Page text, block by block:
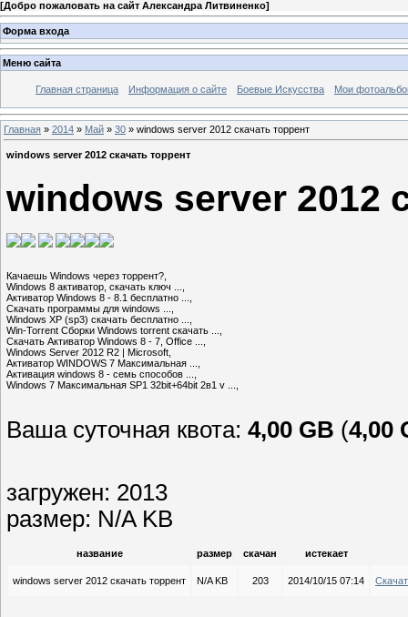
[Добро пожаловать на сайт Александра Литвиненко]
Форма входа
Меню сайта
Главная страница Информация о сайте Боевые Искусства Мои
Главная » 2014 » Май » 30 » windows server 2012 скачать торрент
windows server 2012 скачать торрент
windows server 2012
Качаешь Windows через торрент?,
Windows 8 активатор, скачать ключ ...,
Активатор Windows 8 - 8.1 бесплатно ...,
Скачать программы для windows ...,
Windows XP (sp3) скачать бесплатно ...,
Win-Torrent Сборки Windows torrent скачать ...,
Скачать Активатор Windows 8 - 7, Office ...,
Windows Server 2012 R2 | Microsoft,
Активатор WINDOWS 7 Максимальная ...,
Активация windows 8 - семь способов ...,
Windows 7 Максимальная SP1 32bit+64bit 2в1 v ...,
Ваша суточная квота: 4,00 GB (4,00
загружен: 2013
размер: N/A KB
название размер скачан истекает
windows server 2012 скачать торрент N/A KB 203 2014/10/15 07:14